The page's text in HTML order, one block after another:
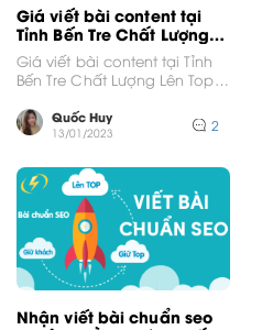
Giá viết bài content tại
Tỉnh Bến Tre Chất Lượng
Lên Top Google
Giá viết bài content tại Tỉnh
Bến Tre Chất Lượng Lên Top
tranh khốc...
Quốc Huy
13/01/2023 2
Nhận viết bài chuẩn seo